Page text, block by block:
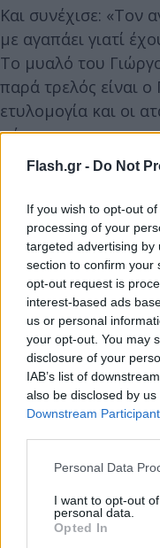
Flash.gr - Do Not
If you wish to opt-out
processing of your
targeted advertising by
section to confirm your
opt-out request is
interest-based ads
us or personal
your opt-out. You may
disclosure of your
IAB’s list of
also be disclosed by
Downstream
Please note that this
not limited to your visit
grant or deny consent
use your data for
Personal Data
I want to opt-out
personal data.
Opted In
Και συνέχισε: «Τον
με αγαπάει γιατί
Το μυαλό του
παρά τρελός είναι
ετυλομογία και οι
πάντα.
Γιώργος. «Είμαι
αυτή η ιστορία,
τίποτα στον
με τρέλα, με
Δεν του έδωσαν
ώρα μαζί του, κάθε
είναι. Τα έχει 400.